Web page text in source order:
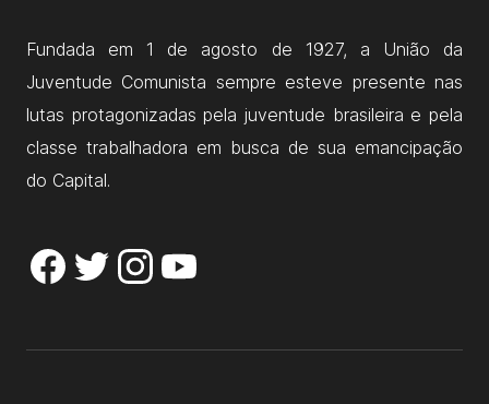
Fundada em 1 de agosto de 1927, a União da
Juventude Comunista sempre esteve presente nas
lutas protagonizadas pela juventude brasileira e pela
classe trabalhadora em busca de sua emancipação
do Capital.